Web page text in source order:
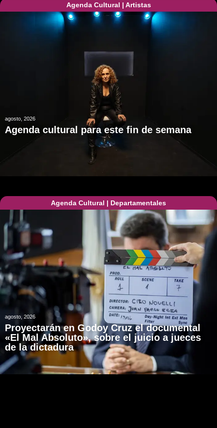
Agenda Cultural | Artistas
agosto, 2026
Agenda cultural para este fin de semana
Agenda Cultural | Departamentales
agosto, 2026
Proyectarán en Godoy Cruz el documental
«El Mal Absoluto», sobre el juicio a jueces
de la dictadura